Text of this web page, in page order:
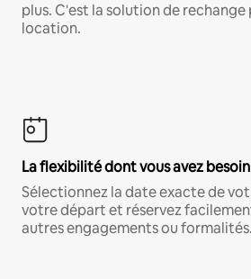
plus. C'est la solution de
location.
La flexibilité dont vous avez besoin
Sélectionnez la date exacte de
votre départ et réservez
autres engagements ou